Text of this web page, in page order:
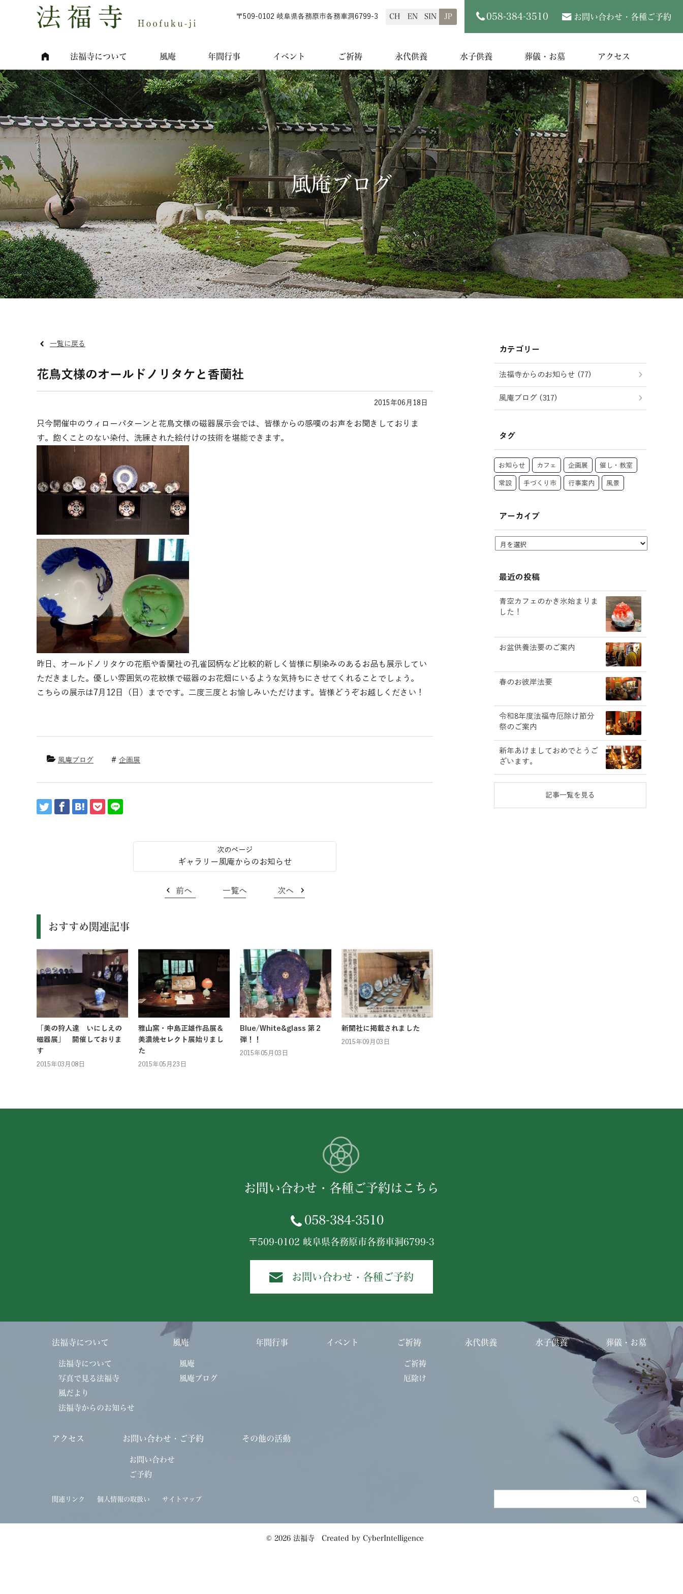
〒509-0102 岐阜県各務原市各務車洞6799-3 058-384-3510 お問い合わせ・各種ご予約
法福寺について 風庵 年間行事 イベント ご祈祷 永代供養 水子供養 葬儀・お墓 アクセス
風庵ブログ
一覧に戻る
花鳥文様のオールドノリタケと香蘭社
2015年06月18日
只今開催中のウィローパターンと花鳥文様の磁器展示会では、皆様からの感嘆のお声をお聞きしておりま
す。飽くことのない染付、洗練された絵付けの技術を堪能できます。
昨日、オールドノリタケの花瓶や香蘭社の孔雀図柄など比較的新しく皆様に馴染みのあるお品も展示してい
ただきました。優しい雰囲気の花紋様で磁器のお花畑にいるような気持ちにさせてくれることでしょう。
こちらの展示は7月12日（日）までです。二度三度とお愉しみいただけます。皆様どうぞお越しください！
風庵ブログ 企画展
ギャラリー風庵からのお知らせ
前へ 一覧へ 次へ
おすすめ関連記事
「美の狩人達 いにしえの
磁器展」 開催しておりま
す
2015年03月08日
雅山窯・中島正雄作品展＆
美濃焼セレクト展始りまし
た
2015年05月23日
Blue/White&glass 第２
弾！！
2015年05月03日
新聞社に掲載されました
2015年09月03日
カテゴリー
法福寺からのお知らせ (77)
風庵ブログ (317)
タグ
お知らせ カフェ 企画展 催し・教室
常設 手づくり市 行事案内 風景
アーカイブ
最近の投稿
青空カフェのかき氷始まりま
した！
お盆供養法要のご案内
春のお彼岸法要
令和8年度法福寺厄除け節分
祭のご案内
新年あけましておめでとうご
ざいます。
記事一覧を見る
お問い合わせ・各種ご予約はこちら
058-384-3510
〒509-0102 岐阜県各務原市各務車洞6799-3
お問い合わせ・各種ご予約
法福寺について
法福寺について
写真で見る法福寺
風だより
法福寺からのお知らせ
風庵
風庵
風庵ブログ
年間行事 イベント ご祈祷
ご祈祷
厄除け
永代供養 水子供養 葬儀・お墓
アクセス お問い合わせ・ご予約
お問い合わせ
ご予約
その他の活動
関連リンク 個人情報の取扱い サイトマップ
© 2026 法福寺 Created by CyberIntelligence